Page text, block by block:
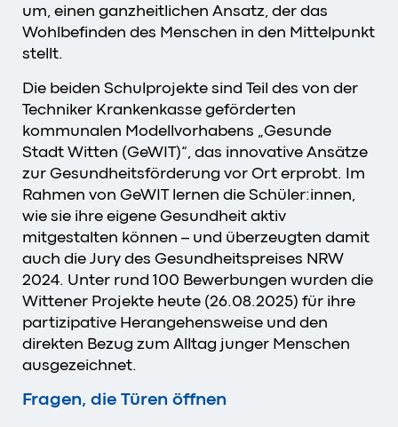
um, einen ganzheitlichen Ansatz, der das
Wohlbefinden des Menschen in den Mittelpunkt
stellt.
Die beiden Schulprojekte sind Teil des von der
Techniker Krankenkasse geförderten
kommunalen Modellvorhabens „Gesunde
Stadt Witten (GeWIT)“, das innovative Ansätze
zur Gesundheitsförderung vor Ort erprobt. Im
Rahmen von GeWIT lernen die Schüler:innen,
wie sie ihre eigene Gesundheit aktiv
mitgestalten können – und überzeugten damit
auch die Jury des Gesundheitspreises NRW
2024. Unter rund 100 Bewerbungen wurden die
Wittener Projekte heute (26.08.2025) für ihre
partizipative Herangehensweise und den
direkten Bezug zum Alltag junger Menschen
ausgezeichnet.
Fragen, die Türen öffnen